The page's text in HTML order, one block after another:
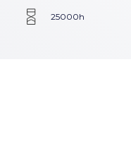
25000h